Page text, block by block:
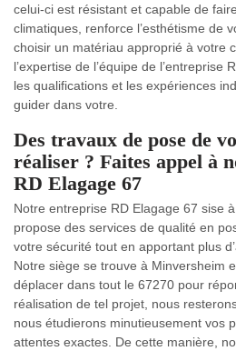
celui-ci est résistant et capable de
climatiques, renforce l’esthétisme de
choisir un matériau approprié à votre
l’expertise de l’équipe de l’entreprise
les qualifications et les expériences
guider dans votre.
Des travaux de pose de
réaliser ? Faites appel à
RD Elagage 67
Notre entreprise RD Elagage 67 sise
propose des services de qualité en
votre sécurité tout en apportant plus
Notre siège se trouve à Minversheim
déplacer dans tout le 67270 pour
réalisation de tel projet, nous
nous étudierons minutieusement vos
attentes exactes. De cette manière,